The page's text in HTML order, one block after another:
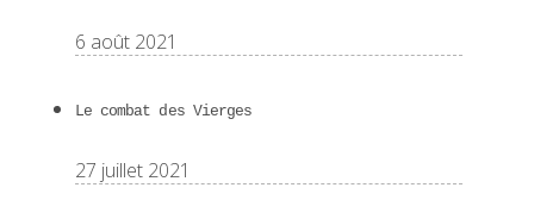
6 août 2021
Le combat des Vierges
27 juillet 2021